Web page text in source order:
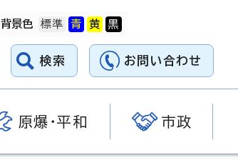
背景色
検索 お問い合わせ
原爆・平和 市政